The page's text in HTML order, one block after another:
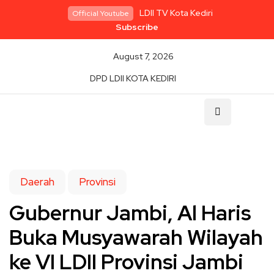
Official Youtube
LDII TV Kota Kediri
Subscribe
August 7, 2026
DPD LDII KOTA KEDIRI
Daerah Provinsi
Gubernur Jambi, Al Haris
Buka Musyawarah Wilayah
ke VI LDII Provinsi Jambi